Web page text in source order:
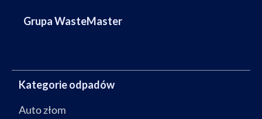
Grupa WasteMaster
Kategorie odpadów
Auto złom